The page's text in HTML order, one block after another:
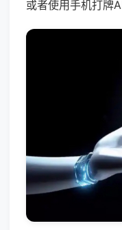
或者使用手机打牌